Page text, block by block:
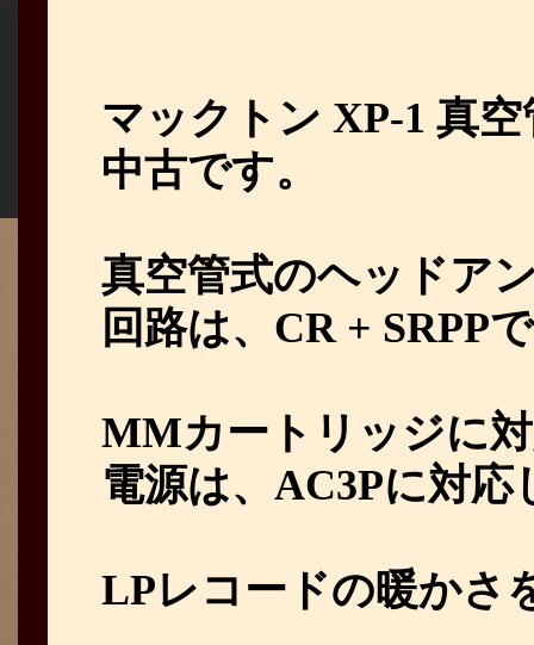
マックトン XP-1 真
中古です。
真空管式のヘッドア
回路は、CR + SRPP
MMカートリッジに
電源は、AC3Pに対応
LPレコードの暖かさ